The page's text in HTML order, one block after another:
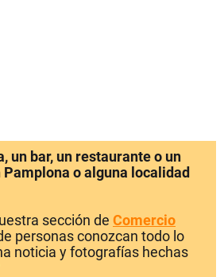
un bar, un restaurante o un
o alguna localidad
sección de Comercio
personas conozcan todo lo
noticia y fotografías hechas